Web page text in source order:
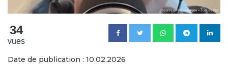
34
vues
Date de publication : 10.02.2026